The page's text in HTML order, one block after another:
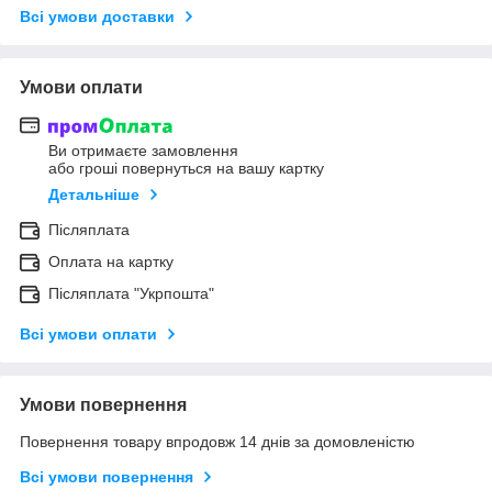
Всі умови доставки
Умови оплати
Ви отримаєте замовлення
або гроші повернуться на вашу картку
Детальніше
Післяплата
Оплата на картку
Післяплата "Укрпошта"
Всі умови оплати
Умови повернення
Повернення товару впродовж 14 днів за домовленістю
Всі умови повернення